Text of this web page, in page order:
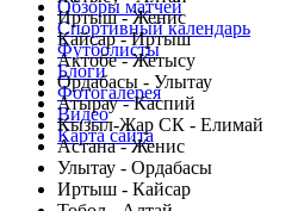
Иртыш - Женис
Кайсар - Иртыш
Актобе - Жетысу
Ордабасы - Улытау
Атырау - Каспий
Кызыл-Жар СК - Елимай
Астана - Женис
Улытау - Ордабасы
Иртыш - Кайсар
Обзоры матчей
Спортивный календарь
Футболисты
Блоги
Фотогалерея
Видео
Карта сайта